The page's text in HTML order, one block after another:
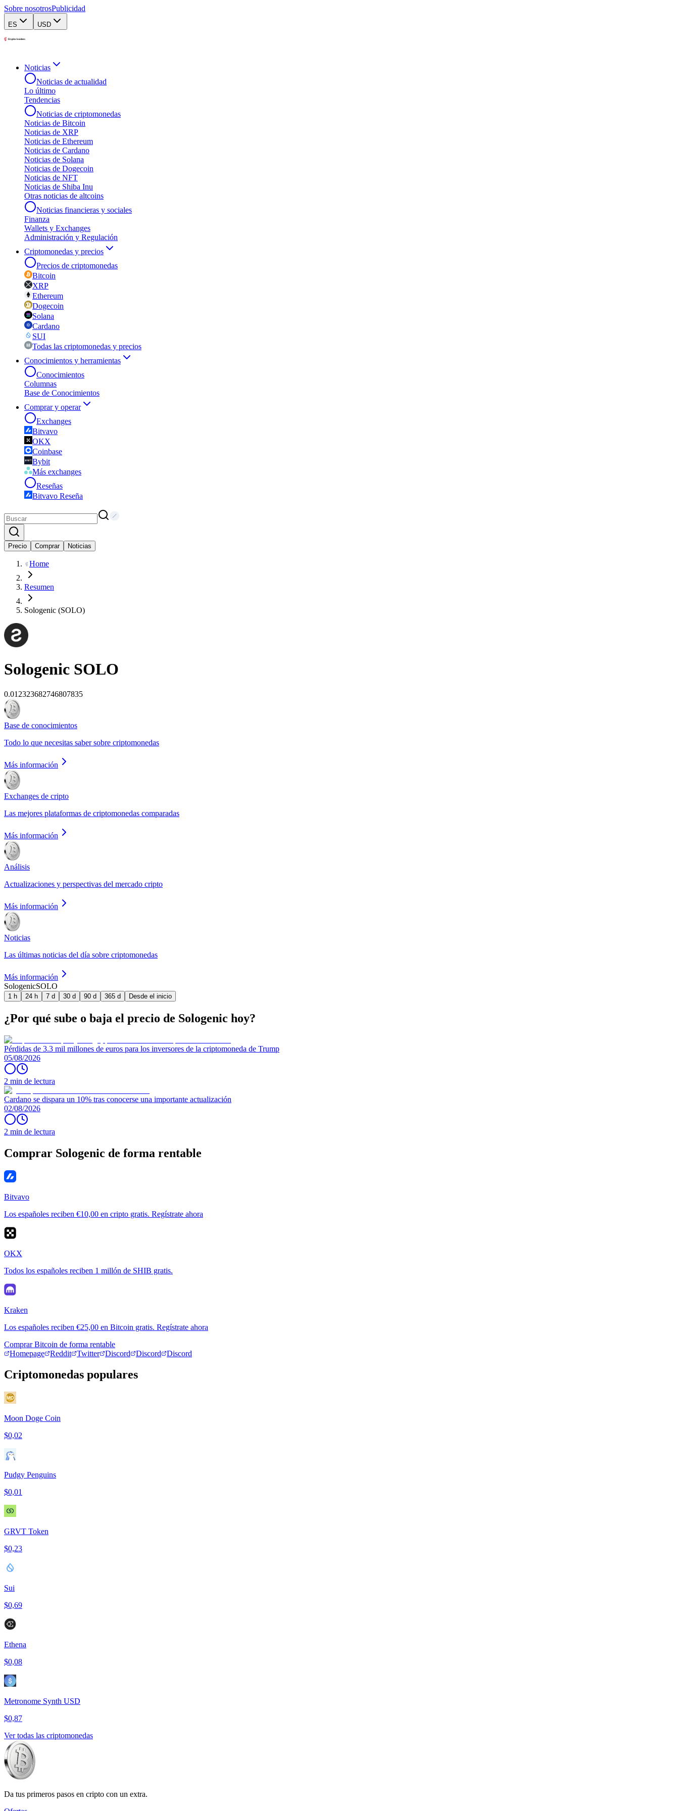
Sobre nosotrosPublicidad
ES USD
Noticias
Noticias de actualidad
Lo último
Tendencias
Noticias de criptomonedas
Noticias de Bitcoin
Noticias de XRP
Noticias de Ethereum
Noticias de Cardano
Noticias de Solana
Noticias de Dogecoin
Noticias de NFT
Noticias de Shiba Inu
Otras noticias de altcoins
Noticias financieras y sociales
Finanza
Wallets y Exchanges
Administración y Regulación
Criptomonedas y precios
Precios de criptomonedas
Bitcoin
XRP
Ethereum
Dogecoin
Solana
Cardano
SUI
Todas las criptomonedas y precios
Conocimientos y herramientas
Conocimientos
Columnas
Base de Conocimientos
Comprar y operar
Exchanges
Bitvavo
OKX
Coinbase
Bybit
Más exchanges
Reseñas
Bitvavo Reseña
Precio Comprar Noticias
Home
Resumen
Sologenic (SOLO)
Sologenic SOLO
0.012323682746807835
Base de conocimientos
Todo lo que necesitas saber sobre criptomonedas
Más información
Exchanges de cripto
Las mejores plataformas de criptomonedas comparadas
Más información
Análisis
Actualizaciones y perspectivas del mercado cripto
Más información
Noticias
Las últimas noticias del día sobre criptomonedas
Más información
SologenicSOLO
1 h 24 h 7 d 30 d 90 d 365 d Desde el inicio
¿Por qué sube o baja el precio de Sologenic hoy?
Pérdidas de 3.3 mil millones de euros para los inversores de la criptomoneda de Trump
05/08/2026
2 min de lectura
Cardano se dispara un 10% tras conocerse una importante actualización
02/08/2026
2 min de lectura
Comprar Sologenic de forma rentable
Bitvavo
Los españoles reciben €10,00 en cripto gratis. Regístrate ahora
OKX
Todos los españoles reciben 1 millón de SHIB gratis.
Kraken
Los españoles reciben €25,00 en Bitcoin gratis. Regístrate ahora
Comprar Bitcoin de forma rentable
Homepage
Reddit Twitter Discord Discord Discord
Criptomonedas populares
Moon Doge Coin
$0,02
Pudgy Penguins
$0,01
GRVT Token
$0,23
Sui
$0,69
Ethena
$0,08
Metronome Synth USD
$0,87
Ver todas las criptomonedas
Da tus primeros pasos en cripto con un extra.